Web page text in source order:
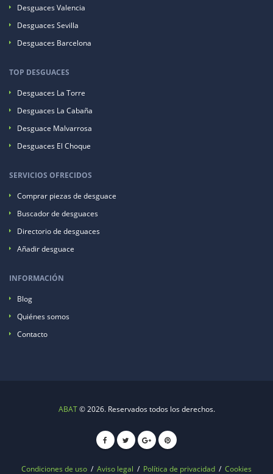
Desguaces Valencia
Desguaces Sevilla
Desguaces Barcelona
TOP DESGUACES
Desguaces La Torre
Desguaces La Cabaña
Desguace Malvarrosa
Desguaces El Choque
SERVICIOS OFRECIDOS
Comprar piezas de desguace
Buscador de desguaces
Directorio de desguaces
Añadir desguace
INFORMACIÓN
Blog
Quiénes somos
Contacto
ABAT© 2026. Reservados todos los derechos.
Condiciones de uso / Aviso legal / Política de privacidad / Cookies